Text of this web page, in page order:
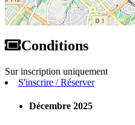
Conditions
Sur inscription uniquement
S'inscrire / Réserver
Décembre 2025